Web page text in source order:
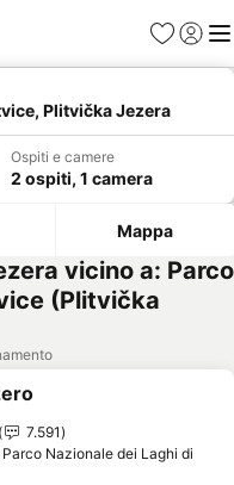
PreferitiAccedi
Plitvička Jezera
Ospiti e camere
2 ospiti, 1 camera
Mappa
vicino a: Parco
(Plitvička
ai preferiti
7.591
Parco Nazionale dei Laghi di